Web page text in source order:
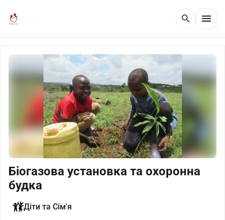
search menu
Біогазова установка та охоронна
будка
Діти та Сім'я